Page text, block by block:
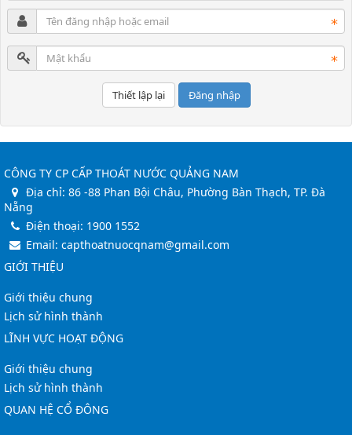
Đăng nhập
CÔNG TY CP CẤP THOÁT NƯỚC QUẢNG NAM
Địa chỉ: 86 -88 Phan Bội Châu, Phường Bàn Thạch, TP. Đà
Nẵng
Điện thoại: 1900 1552
Email: capthoatnuocqnam@gmail.com
GIỚI THIỆU
Giới thiệu chung
Lịch sử hình thành
LĨNH VỰC HOẠT ĐỘNG
Giới thiệu chung
Lịch sử hình thành
QUAN HỆ CỔ ĐÔNG